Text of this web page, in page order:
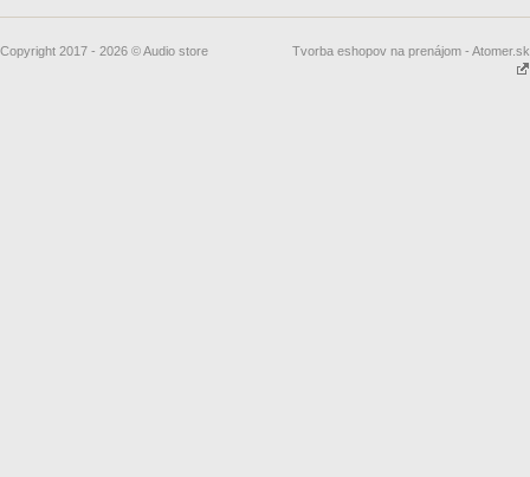
Copyright 2017 - 2026 © Audio store Tvorba eshopov na prenájom - Atomer.sk